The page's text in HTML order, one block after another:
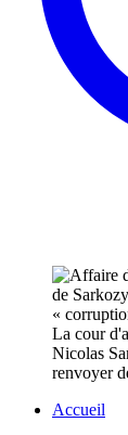
La cour
Nicolas
renvoyer
Accueil